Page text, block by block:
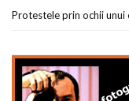
Protestele prin ochii